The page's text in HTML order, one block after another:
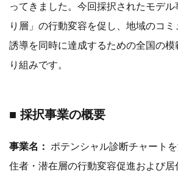
ってきました。今回採択されたモデ
り層」の行動変容を促し、地域のコ
誘導を同時に達成するための全国の模
り組みです。
■ 採択事業の概要
事業名：
ポテンシャル診断チャート
住者・潜在層の行動変容促進および